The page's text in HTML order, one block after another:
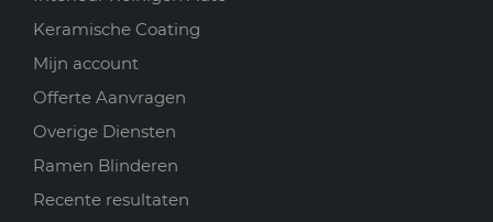
Keramische Coating
Mijn account
Offerte Aanvragen
Overige Diensten
Ramen Blinderen
Recente resultaten